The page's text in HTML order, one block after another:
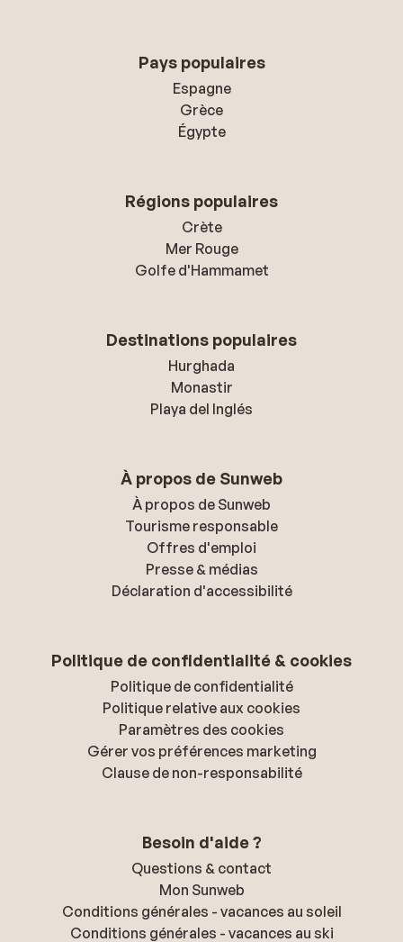
Pays populaires
Espagne
Grèce
Égypte
Régions populaires
Crète
Mer Rouge
Golfe d'Hammamet
Destinations populaires
Hurghada
Monastir
Playa del Inglés
À propos de Sunweb
À propos de Sunweb
Tourisme responsable
Offres d'emploi
Presse & médias
Déclaration d'accessibilité
Politique de confidentialité & cookies
Politique de confidentialité
Politique relative aux cookies
Paramètres des cookies
Gérer vos préférences marketing
Clause de non-responsabilité
Besoin d'aide ?
Questions & contact
Mon Sunweb
Conditions générales - vacances au soleil
Conditions générales - vacances au ski